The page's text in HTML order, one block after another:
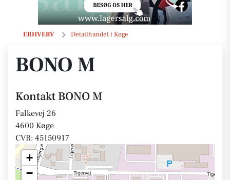
ERHVERV Detailhandel i Køge
BONO M
BONO M
Kontakt BONO M
Falkevej 26
4600 Køge
CVR: 45150917
+
−